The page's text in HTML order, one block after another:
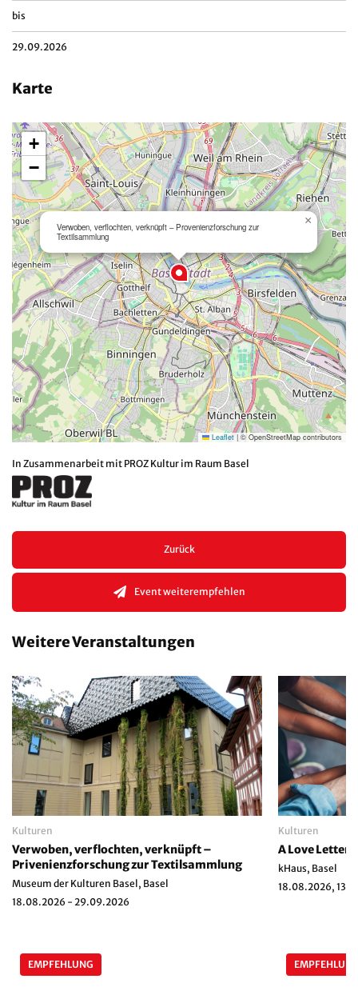
bis
29.09.2026
Karte
Verwoben, verflochten, verknüpft – Provenienzforschung zur
Textilsammlung
×
+
−
Leaflet | © OpenStreetMap contributors
In Zusammenarbeit mit PROZ Kultur im Raum Basel
Zurück
Event weiterempfehlen
Weitere Veranstaltungen
Kulturen
Verwoben, verflochten, verknüpft –
Privenienzforschung zur Textilsammlung
Museum der Kulturen Basel, Basel
18.08.2026 - 29.09.2026
Kulturen
A Love Letter
kHaus, Basel
18.08.2026,
EMPFEHLUNG